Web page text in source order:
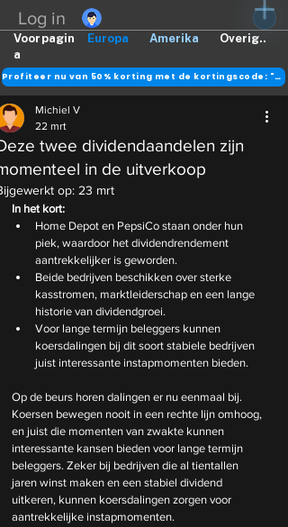
Log in
Europa Amerika Overig..
Voorpagin
a
Profiteer nu van 50% korting met de kortingscode: "DANK"
twee dividendaandelen zijn
in de uitverkoop
Michiel V
22 mrt
op: 23 mrt
In het kort:
Home Depot en PepsiCo staan onder hun
piek, waardoor het dividendrendement
aantrekkelijker is geworden.
Beide bedrijven beschikken over sterke
kasstromen, marktleiderschap en een lange
historie van dividendgroei.
Voor lange termijn beleggers kunnen
koersdalingen bij dit soort stabiele bedrijven
juist interessante instapmomenten bieden.
Op de beurs horen dalingen er nu eenmaal bij.
Koersen bewegen nooit in een rechte lijn omhoog,
en juist die momenten van zwakte kunnen
interessante kansen bieden voor lange termijn
beleggers. Zeker bij bedrijven die al tientallen
jaren winst maken en een stabiel dividend
uitkeren, kunnen koersdalingen zorgen voor
aantrekkelijke instapmomenten.